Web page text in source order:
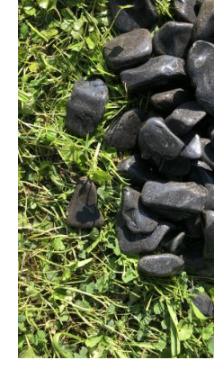
SONDERNABFERTIGUNGEN
ÜBER UNS
AKTUALITÄTEN
SHOWROOM
KONTAKT